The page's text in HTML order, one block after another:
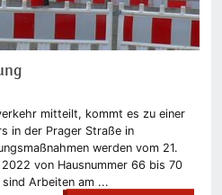
mitteilt, kommt es zu einer
in der Prager Straße in
werden vom 21.
von Hausnummer 66 bis 70
Arbeiten am ...